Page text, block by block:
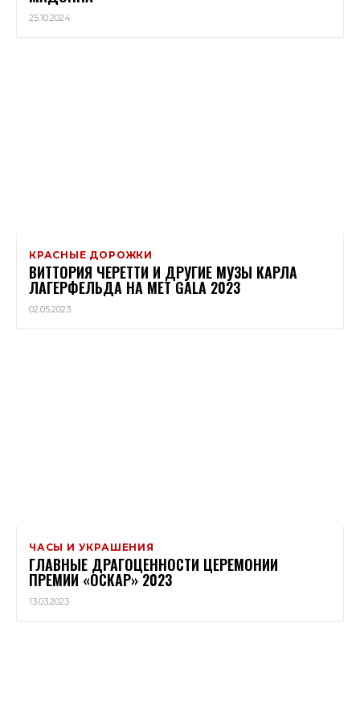
25.10.2024
КРАСНЫЕ ДОРОЖКИ
ВИТТОРИЯ ЧЕРЕТТИ И ДРУГИЕ МУЗЫ КАРЛА
ЛАГЕРФЕЛЬДА НА MET GALA 2023
02.05.2023
ЧАСЫ И УКРАШЕНИЯ
ГЛАВНЫЕ ДРАГОЦЕННОСТИ ЦЕРЕМОНИИ
ПРЕМИИ «ОСКАР» 2023
13.03.2023